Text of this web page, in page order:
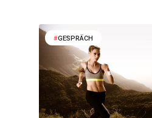
GESPRÄCH